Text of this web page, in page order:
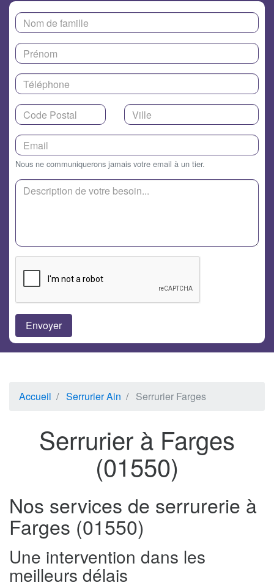
Nous ne communiquerons jamais votre email à un tier.
Accueil Serrurier Ain Serrurier Farges
Serrurier à Farges
(01550)
Nos services de serrurerie à
Farges (01550)
Une intervention dans les
meilleurs délais